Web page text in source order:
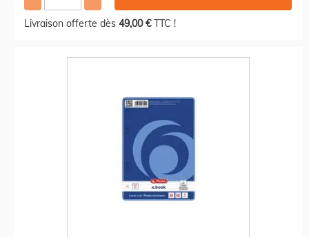
Livraison offerte dès 49,00 €TTC !